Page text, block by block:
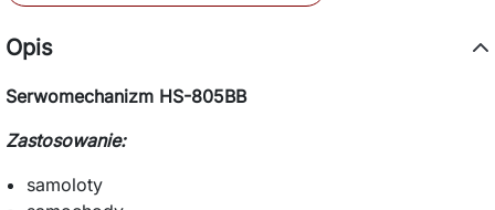
Opis
Serwomechanizm HS-805BB
Zastosowanie:
samoloty